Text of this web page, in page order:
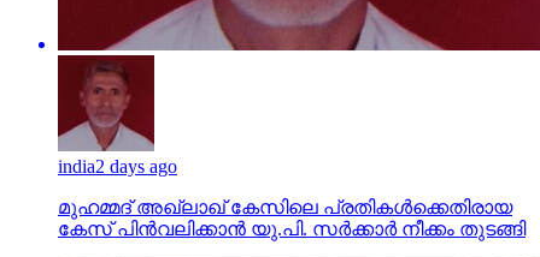
india2 days ago
മുഹമ്മദ് അഖ്‌ലാഖ് കേസിലെ പ്രതികള്‍ക്കെതിരായ
കേസ് പിന്‍വലിക്കാന്‍ യു.പി. സര്‍ക്കാര്‍ നീക്കം തുടങ്ങി